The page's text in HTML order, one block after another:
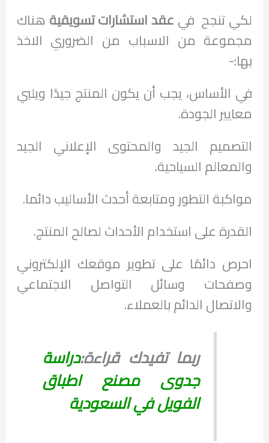
لكي تنجح في عقد استشارات تسويقية هناك
مجموعة من الاسباب من الضروري الاخذ
بها:-
في الأساس، يجب أن يكون المنتج جيدًا ويلبي
معايير الجودة.
التصميم الجيد والمحتوى الإعلاني الجيد
والمعالم السياحية.
مواكبة التطور ومتابعة أحدث الأساليب دائما.
القدرة على استخدام الأحداث لصالح المنتج.
احرص دائمًا على تطوير موقعك الإلكتروني
وصفحات وسائل التواصل الاجتماعي
والاتصال الدائم بالعملاء.
ربما تفيدك قراءة:دراسة
جدوى مصنع اطباق
الفويل في السعودية